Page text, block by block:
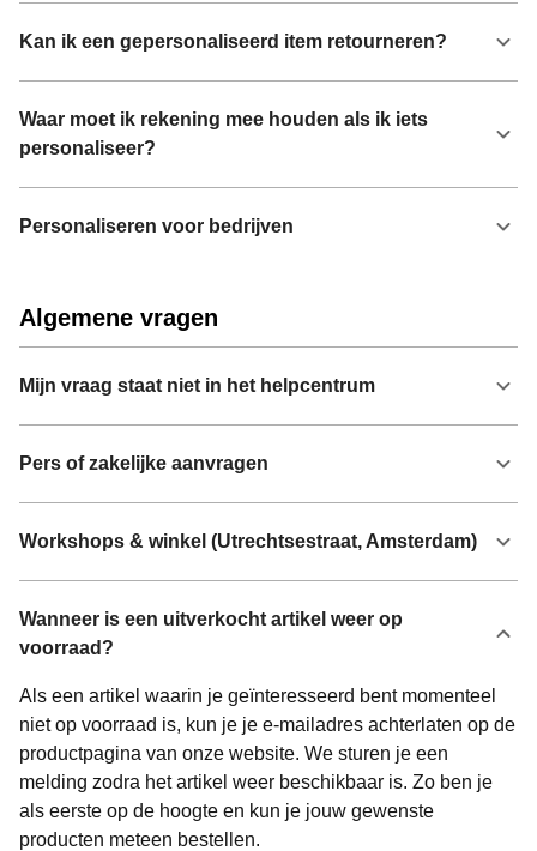
Kan ik een gepersonaliseerd item retourneren?
Waar moet ik rekening mee houden als ik iets
personaliseer?
Personaliseren voor bedrijven
Algemene vragen
Mijn vraag staat niet in het helpcentrum
Pers of zakelijke aanvragen
Workshops & winkel (Utrechtsestraat, Amsterdam)
Wanneer is een uitverkocht artikel weer op
voorraad?
Als een artikel waarin je geïnteresseerd bent momenteel
niet op voorraad is, kun je je e-mailadres achterlaten op de
productpagina van onze website. We sturen je een
melding zodra het artikel weer beschikbaar is. Zo ben je
als eerste op de hoogte en kun je jouw gewenste
producten meteen bestellen.